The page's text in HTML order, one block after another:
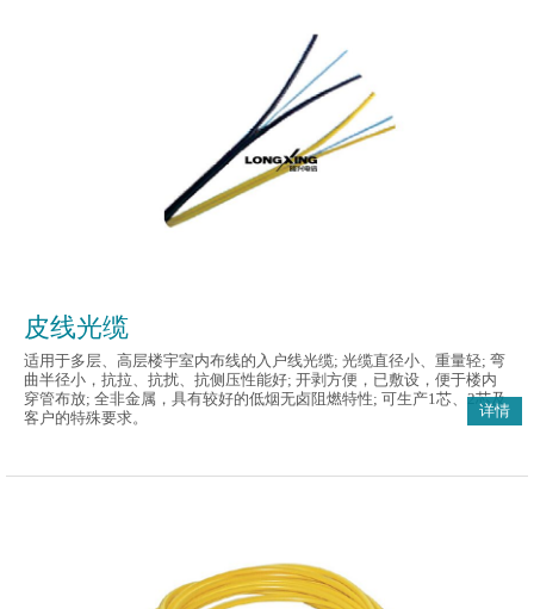
皮线光缆
适用于多层、高层楼宇室内布线的入户线光缆; 光缆直径小、重量轻; 弯
曲半径小，抗拉、抗扰、抗侧压性能好; 开剥方便，已敷设，便于楼内
穿管布放; 全非金属，具有较好的低烟无卤阻燃特性; 可生产1芯、2芯及
客户的特殊要求。
详情